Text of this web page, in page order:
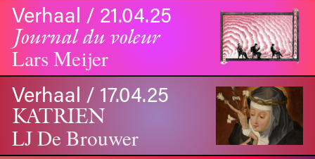
Verhaal / 21.04.25
Journal du voleur
Lars Meijer
Verhaal / 17.04.25
KATRIEN
LJ De Brouwer